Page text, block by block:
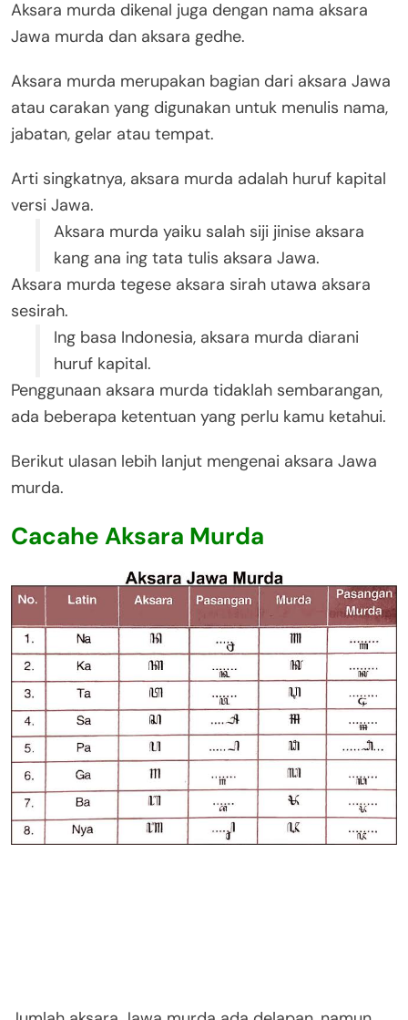
Aksara murda dikenal juga dengan nama aksara
Jawa murda dan aksara gedhe.
Aksara murda merupakan bagian dari aksara Jawa
atau carakan yang digunakan untuk menulis nama,
jabatan, gelar atau tempat.
Arti singkatnya, aksara murda adalah huruf kapital
versi Jawa.
Aksara murda yaiku salah siji jinise aksara
kang ana ing tata tulis aksara Jawa.
Aksara murda tegese aksara sirah utawa aksara
sesirah.
Ing basa Indonesia, aksara murda diarani
huruf kapital.
Penggunaan aksara murda tidaklah sembarangan,
ada beberapa ketentuan yang perlu kamu ketahui.
Berikut ulasan lebih lanjut mengenai aksara Jawa
murda.
Cacahe Aksara Murda